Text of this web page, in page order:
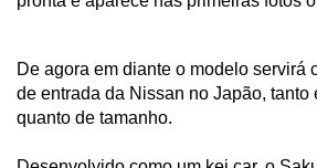
De agora em diante o modelo servirá
de entrada da Nissan no Japão, tanto
quanto de tamanho.